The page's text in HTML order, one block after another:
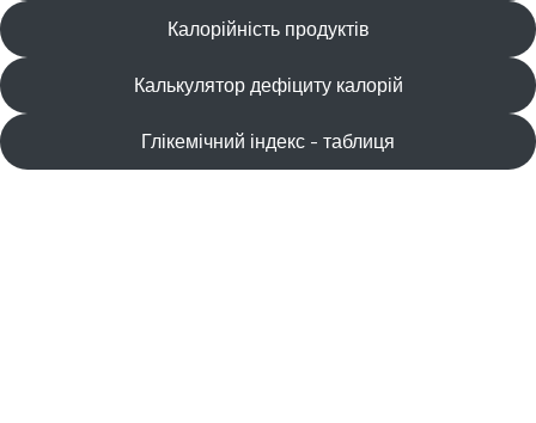
Калорійність продуктів
Калькулятор дефіциту калорій
Глікемічний індекс - таблиця